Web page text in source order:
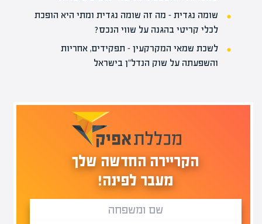
שומה נגדית – מה זה שומה נגדית ומתי היא הופכת
לכלי קריטי בהגנה על שווי הנכס?
לשכת שמאי המקרקעין – תפקידים, אחריות
והשפעתה על שוק הנדל"ן בישראל
הקריירה החדשה שלך
מעבר לפינה!